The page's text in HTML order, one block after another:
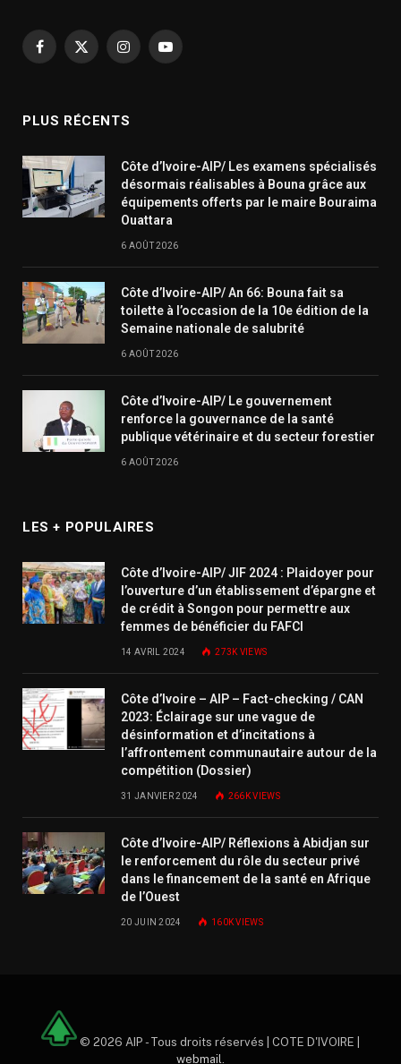
Facebook
X
InstagramYouTube
PLUS RÉCENTS
Côte d’Ivoire-AIP/ Les examens spécialisés
désormais réalisables à Bouna grâce aux
équipements offerts par le maire Bouraima
Ouattara
6 AOÛT 2026
Côte d’Ivoire-AIP/ An 66: Bouna fait sa
toilette à l’occasion de la 10e édition de la
Semaine nationale de salubrité
6 AOÛT 2026
Côte d’Ivoire-AIP/ Le gouvernement
renforce la gouvernance de la santé
publique vétérinaire et du secteur forestier
6 AOÛT 2026
LES + POPULAIRES
Côte d’Ivoire-AIP/ JIF 2024 : Plaidoyer pour
l’ouverture d’un établissement d’épargne et
de crédit à Songon pour permettre aux
femmes de bénéficier du FAFCI
14 AVRIL 2024 273K VIEWS
Côte d’Ivoire – AIP – Fact-checking / CAN
2023: Éclairage sur une vague de
désinformation et d’incitations à
l’affrontement communautaire autour de la
compétition (Dossier)
31 JANVIER 2024 266KVIEWS
Côte d’Ivoire-AIP/ Réflexions à Abidjan sur
le renforcement du rôle du secteur privé
dans le financement de la santé en Afrique
de l’Ouest
20 JUIN 2024 160KVIEWS
© 2026 AIP - Tous droits réservés | COTE D'IVOIRE |
webmail